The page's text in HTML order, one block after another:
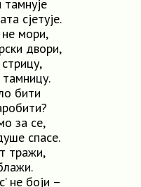
сјетује.
не мори,
двори,
бити
за се,
спасе.
тражи,
не боји –